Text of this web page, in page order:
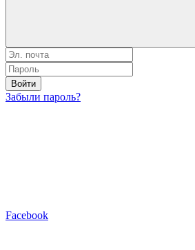
Войти
Забыли пароль?
Facebook